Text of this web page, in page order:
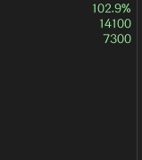
102.9%
14100
7300